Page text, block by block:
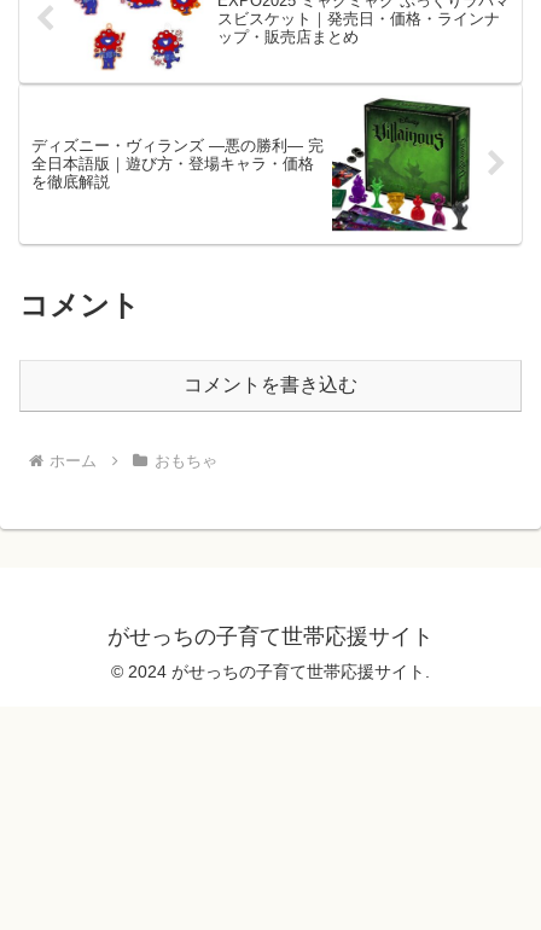
スビスケット｜発売日・価格・ラインナ
ップ・販売店まとめ
ディズニー・ヴィランズ ―悪の勝利― 完
全日本語版｜遊び方・登場キャラ・価格
を徹底解説
コメント
コメントを書き込む
ホーム おもちゃ
がせっちの子育て世帯応援サイト
© 2024 がせっちの子育て世帯応援サイト.